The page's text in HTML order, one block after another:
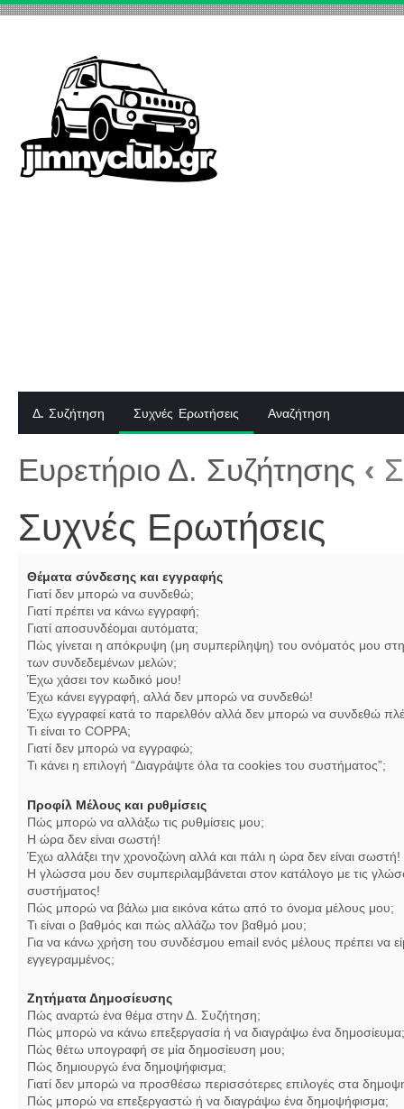
Δ. Συζήτηση Συχνές Ερωτήσεις Αναζήτηση
Ευρετήριο Δ. Συζήτησης ‹
Συχνές Ερωτήσεις
Θέματα σύνδεσης και εγγραφής
Γιατί δεν μπορώ να συνδεθώ;
Γιατί πρέπει να κάνω εγγραφή;
Γιατί αποσυνδέομαι αυτόματα;
Πώς γίνεται η απόκρυψη (μη συμπερίληψη) του ονόματός μου στη
των συνδεδεμένων μελών;
Έχω χάσει τον κωδικό μου!
Έχω κάνει εγγραφή, αλλά δεν μπορώ να συνδεθώ!
Έχω εγγραφεί κατά το παρελθόν αλλά δεν μπορώ να συνδεθώ
Τι είναι το COPPA;
Γιατί δεν μπορώ να εγγραφώ;
Τι κάνει η επιλογή “Διαγράψτε όλα τα cookies του συστήματος”;
Προφίλ Μέλους και ρυθμίσεις
Πώς μπορώ να αλλάξω τις ρυθμίσεις μου;
Η ώρα δεν είναι σωστή!
Έχω αλλάξει την χρονοζώνη αλλά και πάλι η ώρα δεν είναι σωστή!
Η γλώσσα μου δεν συμπεριλαμβάνεται στον κατάλογο με τις
συστήματος!
Πώς μπορώ να βάλω μια εικόνα κάτω από το όνομα μέλους μου;
Τι είναι ο βαθμός και πώς αλλάζω τον βαθμό μου;
Για να κάνω χρήση του συνδέσμου email ενός μέλους πρέπει να
εγγεγραμμένος;
Ζητήματα Δημοσίευσης
Πώς αναρτώ ένα θέμα στην Δ. Συζήτηση;
Πώς μπορώ να κάνω επεξεργασία ή να διαγράψω ένα δημοσίευμα;
Πώς θέτω υπογραφή σε μία δημοσίευση μου;
Πώς δημιουργώ ένα δημοψήφισμα;
Γιατί δεν μπορώ να προσθέσω περισσότερες επιλογές στα
Πώς μπορώ να επεξεργαστώ ή να διαγράψω ένα δημοψήφισμα;